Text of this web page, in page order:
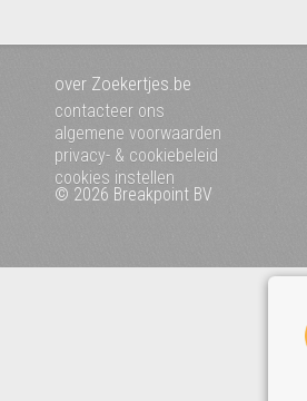
over Zoekertjes.be
contacteer ons
algemene voorwaarden
privacy- & cookiebeleid
cookies instellen
© 2026 Breakpoint BV